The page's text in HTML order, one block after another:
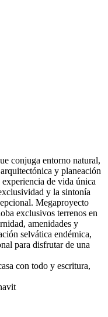
conjuga entorno natural,
y planeación
experiencia de vida única
y la sintonía
Megaproyecto
exclusivos terrenos en
amenidades y
selvática endémica,
para disfrutar de una
con todo y escritura,